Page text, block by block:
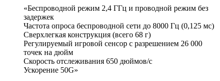
«Беспроводной режим 2,4 ГГц и проводной режим без
задержек
Частота опроса беспроводной сети до 8000 Гц (0,125 мс)
Сверхлегкая конструкция (всего 68 г)
Регулируемый игровой сенсор с разрешением 26 000
точек на дюйм
Скорость отслеживания 650 дюймов/с
Ускорение 50G»